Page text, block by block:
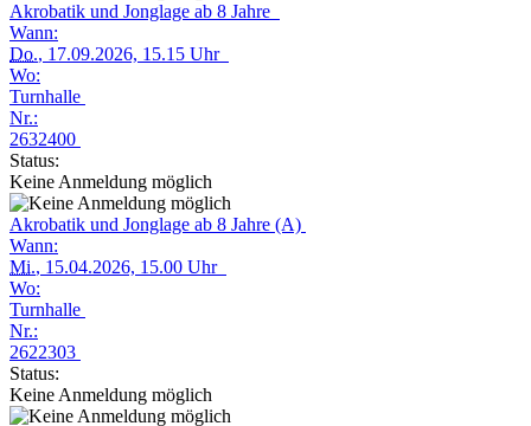
Akrobatik und Jonglage ab 8 Jahre
Wann:
Do., 17.09.2026, 15.15 Uhr
Wo:
Turnhalle
Nr.:
2632400
Status:
Keine Anmeldung möglich
Akrobatik und Jonglage ab 8 Jahre (A)
Wann:
Mi., 15.04.2026, 15.00 Uhr
Wo:
Turnhalle
Nr.:
2622303
Status:
Keine Anmeldung möglich